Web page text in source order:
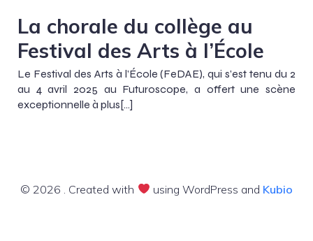
La chorale du collège au
Festival des Arts à l’École
Le Festival des Arts à l’École (FeDAE), qui s’est tenu du 2
au 4 avril 2025 au Futuroscope, a offert une scène
exceptionnelle à plus[…]
© 2026 . Created with using WordPress and Kubio